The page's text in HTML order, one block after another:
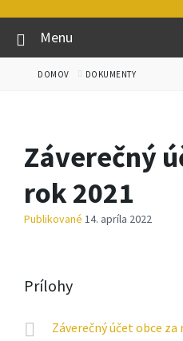
Menu
DOMOV DOKUMENTY
Záverečný
rok 2021
Publikované 14. apríla 2022
Prílohy
Záverečný účet obce za